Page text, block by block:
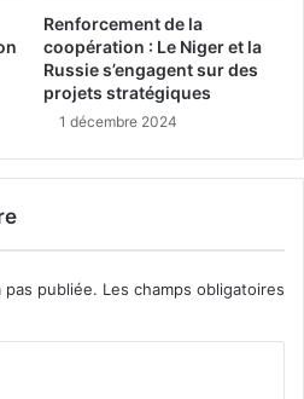
Renforcement de la
coopération : Le Niger et la
Russie s’engagent sur des
projets stratégiques
1 décembre 2024
pas publiée. Les champs obligatoires